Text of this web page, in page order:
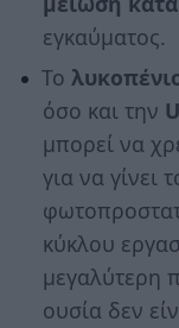
εγκαύματος.
Το
όσο και την
μπορεί να
για να γίνει
κύκλου
μεγαλύτερη
ουσία δεν